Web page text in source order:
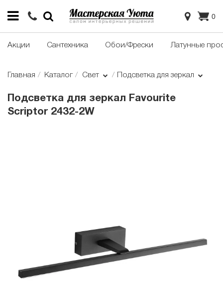
0
Акции Сантехника Обои/Фрески Латунные
Главная Каталог Свет Подсветка для зеркал
Подсветка для зеркал Favourite
Scriptor 2432-2W